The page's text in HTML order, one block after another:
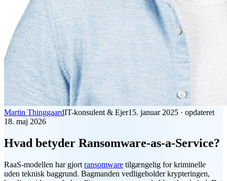
Martin ThinggaardIT-konsulent & Ejer15. januar 2025 · opdateret
18. maj 2026
Hvad betyder Ransomware-as-a-Service?
RaaS-modellen har gjort ransomware tilgængelig for kriminelle
uden teknisk baggrund. Bagmanden vedligeholder krypteringen,